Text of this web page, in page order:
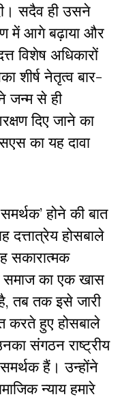
सदैव ही उसने
में आगे बढ़ाया और
विशेष अधिकारों
शीर्ष नेतृत्व बार-
जन्म से ही
दिए जाने का
का यह दावा
होने की बात
होसबाले
सकारात्मक
समाज का एक खास
तब तक इसे जारी
करते हुए होसबाले
संगठन राष्ट्रीय
हैं। उन्होंने
न्याय हमारे